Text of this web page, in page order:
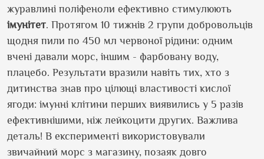
журавлині поліфеноли ефективно стимулюють
імунітет. Протягом 10 тижнів 2 групи добровольців
щодня пили по 450 мл червоної рідини: одним
вчені давали морс, іншим - фарбовану воду,
плацебо. Результати вразили навіть тих, хто з
дитинства знав про цілющі властивості кислої
ягоди: імунні клітини перших виявились у 5 разів
ефективнішими, ніж лейкоцити других. Важлива
деталь! В експерименті використовували
звичайний морс з магазину, позаяк довго